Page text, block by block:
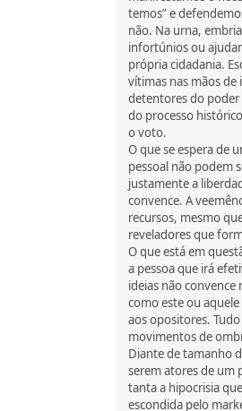
temos” e
não. Na urna,
infortúnios ou
própria cidadania.
vítimas nas mãos
detentores do poder
do processo
o voto.
O que se espera de
pessoal não podem
justamente a
convence. A
recursos, mesmo
reveladores que
O que está em
a pessoa que irá
ideias não
como este ou
aos opositores.
movimentos de
Diante de tamanho
serem atores de um
tanta a hipocrisia
escondida pelo